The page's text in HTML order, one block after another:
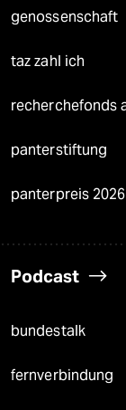
genossenschaft
taz zahl ich
recherchefonds
panterstiftung
panterpreis 2026
Podcast
bundestalk
fernverbindung